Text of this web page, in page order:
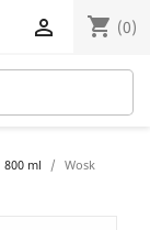
shopping_cart (0)

800 ml
Wosk